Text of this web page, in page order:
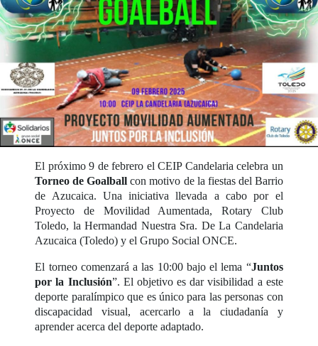
El próximo 9 de febrero el CEIP Candelaria celebra un
Torneo de Goalball con motivo de la fiestas del Barrio
de Azucaica. Una iniciativa llevada a cabo por el
Proyecto de Movilidad Aumentada, Rotary Club
Toledo, la Hermandad Nuestra Sra. De La Candelaria
Azucaica (Toledo) y el Grupo Social ONCE.
El torneo comenzará a las 10:00 bajo el lema “Juntos
por la Inclusión”. El objetivo es dar visibilidad a este
deporte paralímpico que es único para las personas con
discapacidad visual, acercarlo a la ciudadanía y
aprender acerca del deporte adaptado.